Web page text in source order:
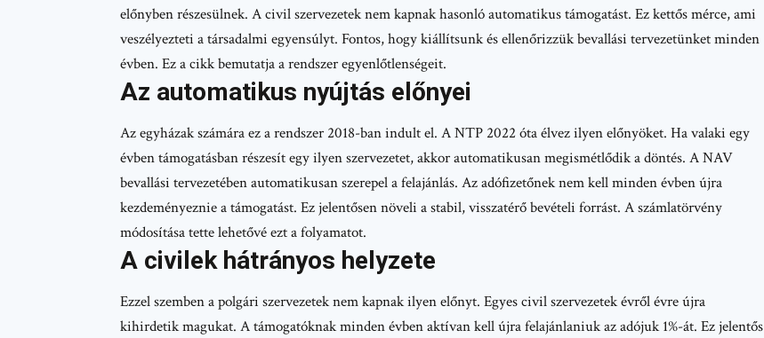
előnyben részesülnek. A civil szervezetek nem kapnak hasonló automatikus támogatást. Ez kettős mérce, ami
veszélyezteti a társadalmi egyensúlyt. Fontos, hogy kiállítsunk és ellenőrizzük bevallási tervezetünket minden
évben. Ez a cikk bemutatja a rendszer egyenlőtlenségeit.
Az automatikus nyújtás előnyei
Az egyházak számára ez a rendszer 2018-ban indult el. A NTP 2022 óta élvez ilyen előnyöket. Ha valaki egy
évben támogatásban részesít egy ilyen szervezetet, akkor automatikusan megismétlődik a döntés. A NAV
bevallási tervezetében automatikusan szerepel a felajánlás. Az adófizetőnek nem kell minden évben újra
kezdeményeznie a támogatást. Ez jelentősen növeli a stabil, visszatérő bevételi forrást. A számlatörvény
módosítása tette lehetővé ezt a folyamatot.
A civilek hátrányos helyzete
Ezzel szemben a polgári szervezetek nem kapnak ilyen előnyt. Egyes civil szervezetek évről évre újra
kihirdetik magukat. A támogatóknak minden évben aktívan kell újra felajánlaniuk az adójuk 1%-át. Ez jelentős